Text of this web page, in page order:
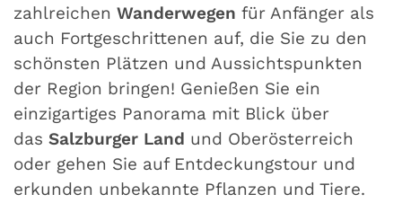
zahlreichen Wanderwegen für Anfänger als
auch Fortgeschrittenen auf, die Sie zu den
schönsten Plätzen und Aussichtspunkten
der Region bringen! Genießen Sie ein
einzigartiges Panorama mit Blick über
das Salzburger Land und Oberösterreich
oder gehen Sie auf Entdeckungstour und
erkunden unbekannte Pflanzen und Tiere.